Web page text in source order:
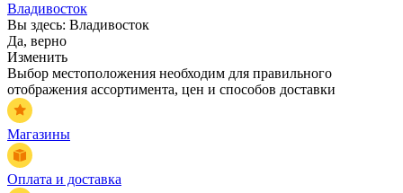
Владивосток
Вы здесь: Владивосток
Да, верно
Изменить
Выбор местоположения необходим для правильного
отображения ассортимента, цен и способов доставки
Магазины
Оплата и доставка